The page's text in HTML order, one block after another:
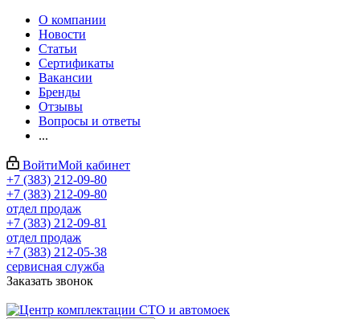
О компании
Новости
Статьи
Сертификаты
Вакансии
Бренды
Отзывы
Вопросы и ответы
...
ВойтиМой кабинет
+7 (383) 212-09-80
+7 (383) 212-09-80
отдел продаж
+7 (383) 212-09-81
отдел продаж
+7 (383) 212-05-38
сервисная служба
Заказать звонок